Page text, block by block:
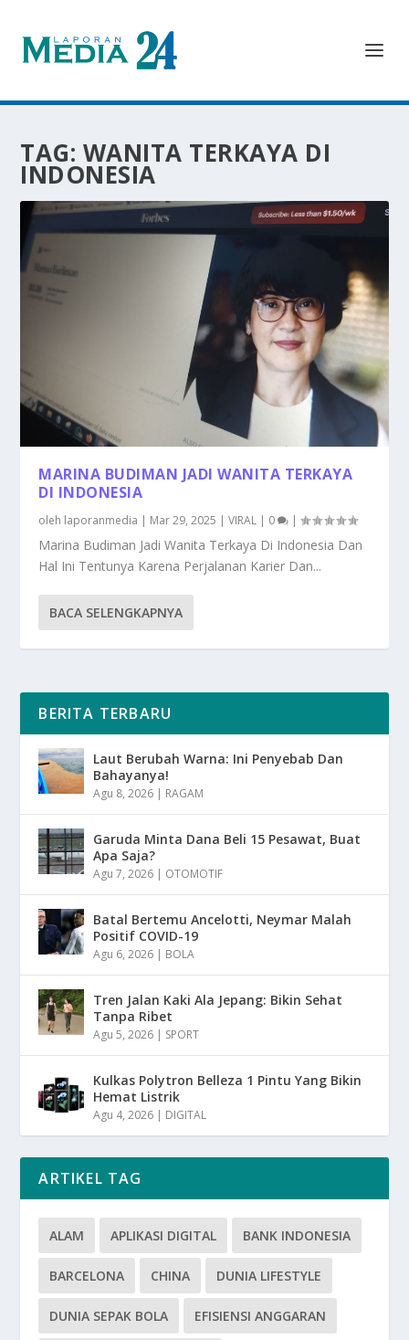
TAG: WANITA TERKAYA DI
INDONESIA
MARINA BUDIMAN JADI WANITA TERKAYA
DI INDONESIA
oleh laporanmedia | Mar 29, 2025 |VIRAL | 0 |
Marina Budiman Jadi Wanita Terkaya Di Indonesia Dan
Hal Ini Tentunya Karena Perjalanan Karier Dan...
BACA SELENGKAPNYA
BERITA TERBARU
Laut Berubah Warna: Ini Penyebab Dan
Bahayanya!
Agu 8, 2026 | RAGAM
Garuda Minta Dana Beli 15 Pesawat, Buat
Apa Saja?
Agu 7, 2026 | OTOMOTIF
Batal Bertemu Ancelotti, Neymar Malah
Positif COVID-19
Agu 6, 2026 | BOLA
Tren Jalan Kaki Ala Jepang: Bikin Sehat
Tanpa Ribet
Agu 5, 2026 | SPORT
Kulkas Polytron Belleza 1 Pintu Yang Bikin
Hemat Listrik
Agu 4, 2026 | DIGITAL
ARTIKEL TAG
ALAM APLIKASI DIGITAL BANK INDONESIA
BARCELONA CHINA DUNIA LIFESTYLE
DUNIA SEPAK BOLA EFISIENSI ANGGARAN